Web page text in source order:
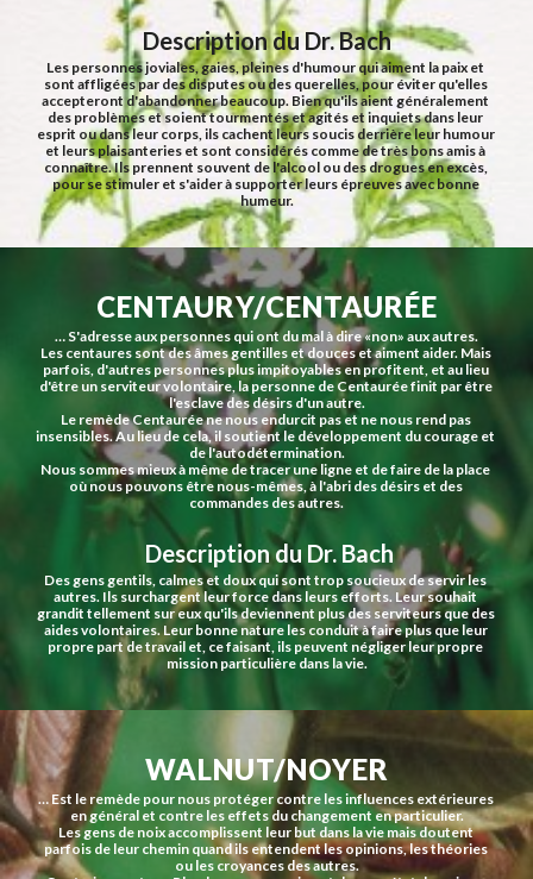
Description du Dr. Bach
Les personnes joviales, gaies, pleines d'humour qui aiment la paix et
sont affligées par des disputes ou des querelles, pour éviter qu'elles
accepteront d'abandonner beaucoup. Bien qu'ils aient généralement
des problèmes et soient tourmentés et agités et inquiets dans leur
esprit ou dans leur corps, ils cachent leurs soucis derrière leur humour
et leurs plaisanteries et sont considérés comme de très bons amis à
connaître. Ils prennent souvent de l'alcool ou des drogues en excès,
pour se stimuler et s'aider à supporter leurs épreuves avec bonne
humeur.
CENTAURY/CENTAURÉE
… S'adresse aux personnes qui ont du mal à dire «non» aux autres.
Les centaures sont des âmes gentilles et douces et aiment aider. Mais
parfois, d'autres personnes plus impitoyables en profitent, et au lieu
d'être un serviteur volontaire, la personne de Centaurée finit par être
l'esclave des désirs d'un autre.
Le remède Centaurée ne nous endurcit pas et ne nous rend pas
insensibles. Au lieu de cela, il soutient le développement du courage et
de l'autodétermination.
Nous sommes mieux à même de tracer une ligne et de faire de la place
où nous pouvons être nous-mêmes, à l'abri des désirs et des
commandes des autres.
Description du Dr. Bach
Des gens gentils, calmes et doux qui sont trop soucieux de servir les
autres. Ils surchargent leur force dans leurs efforts. Leur souhait
grandit tellement sur eux qu'ils deviennent plus des serviteurs que des
aides volontaires. Leur bonne nature les conduit à faire plus que leur
propre part de travail et, ce faisant, ils peuvent négliger leur propre
mission particulière dans la vie.
WALNUT/NOYER
… Est le remède pour nous protéger contre les influences extérieures
en général et contre les effets du changement en particulier.
Les gens de noix accomplissent leur but dans la vie mais doutent
parfois de leur chemin quand ils entendent les opinions, les théories
ou les croyances des autres.